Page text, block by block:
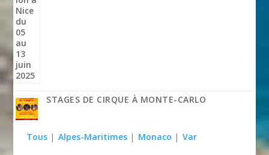
STAGES DE CIRQUE À MONTE-CARLO
Tous | Alpes-Maritimes | Monaco | Var